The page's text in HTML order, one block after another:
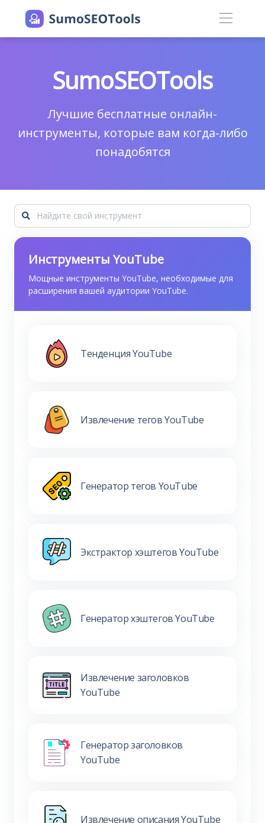
SumoSEOTools
Лучшие бесплатные онлайн-
инструменты, которые вам когда-либо
понадобятся
Инструменты YouTube
Мощные инструменты YouTube, необходимые для
расширения вашей аудитории YouTube.
Тенденция YouTube
Извлечение тегов YouTube
Генератор тегов YouTube
Экстрактор хэштегов YouTube
Генератор хэштегов YouTube
Извлечение заголовков
YouTube
Генератор заголовков
YouTube
Извлечение описания YouTube